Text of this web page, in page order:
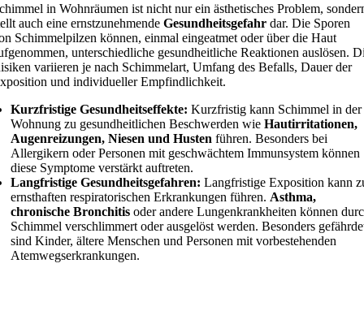
in Wohnräumen ist nicht nur ein ästhetisches Problem,
auch eine ernstzunehmendeGesundheitsgefahr dar. Die Sporen
Schimmelpilzen können, einmal eingeatmet oder über die Haut
unterschiedliche gesundheitliche Reaktionen auslösen.
variieren je nach Schimmelart, Umfang des Befalls, Dauer der
und individueller Empfindlichkeit.
Kurzfristige Gesundheitseffekte: Kurzfristig kann Schimmel in der
Wohnung zu gesundheitlichen Beschwerden wie Hautirritationen,
Augenreizungen, Niesen und Husten führen. Besonders bei
Allergikern oder Personen mit geschwächtem Immunsystem können
diese Symptome verstärkt auftreten.
Langfristige Gesundheitsgefahren: Langfristige Exposition kann
ernsthaften respiratorischen Erkrankungen führen. Asthma,
chronische Bronchitisoder andere Lungenkrankheiten können
Schimmel verschlimmert oder ausgelöst werden. Besonders
sind Kinder, ältere Menschen und Personen mit vorbestehenden
Atemwegserkrankungen.